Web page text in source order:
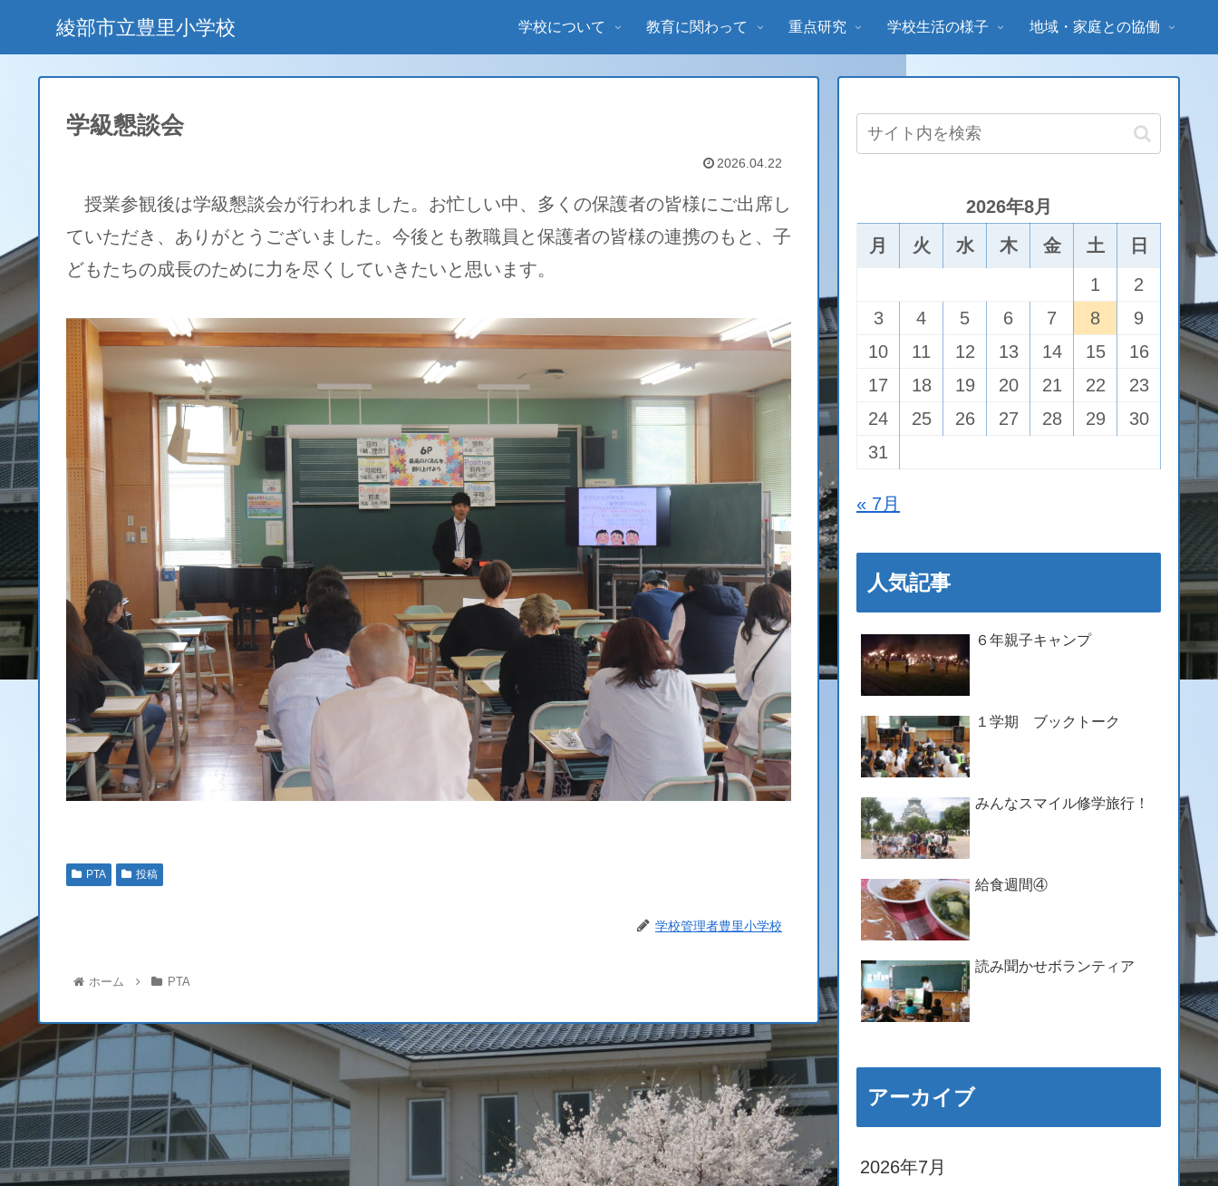
綾部市立豊里小学校 学校について 教育に関わって 重点研究 学校生活の様子 地域・家庭との協働
学級懇談会
2026.04.22
授業参観後は学級懇談会が行われました。お忙しい中、多くの保護者の皆様にご出席し
ていただき、ありがとうございました。今後とも教職員と保護者の皆様の連携のもと、子
どもたちの成長のために力を尽くしていきたいと思います。
PTA 投稿
学校管理者豊里小学校
ホーム PTA
2026年8月
月
火 水 木 金 土
日
1
2
3
4 5 6 7 8
9
10
11 12 13 14 15
16
17
18 19 20 21 22
23
24
25 26 27 28 29
30
31
« 7月
人気記事
６年親子キャンプ
１学期 ブックトーク
みんなスマイル修学旅行！
給食週間④
読み聞かせボランティア
アーカイブ
2026年7月